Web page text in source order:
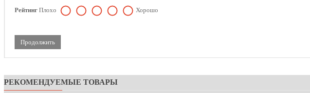
Рейтинг Плохо Хорошо
Продолжить
РЕКОМЕНДУЕМЫЕ ТОВАРЫ